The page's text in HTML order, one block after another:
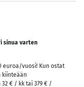
sinua varten
euroa/vuosi! Kun ostat
kiinteään
€ / kk tai 379 € /